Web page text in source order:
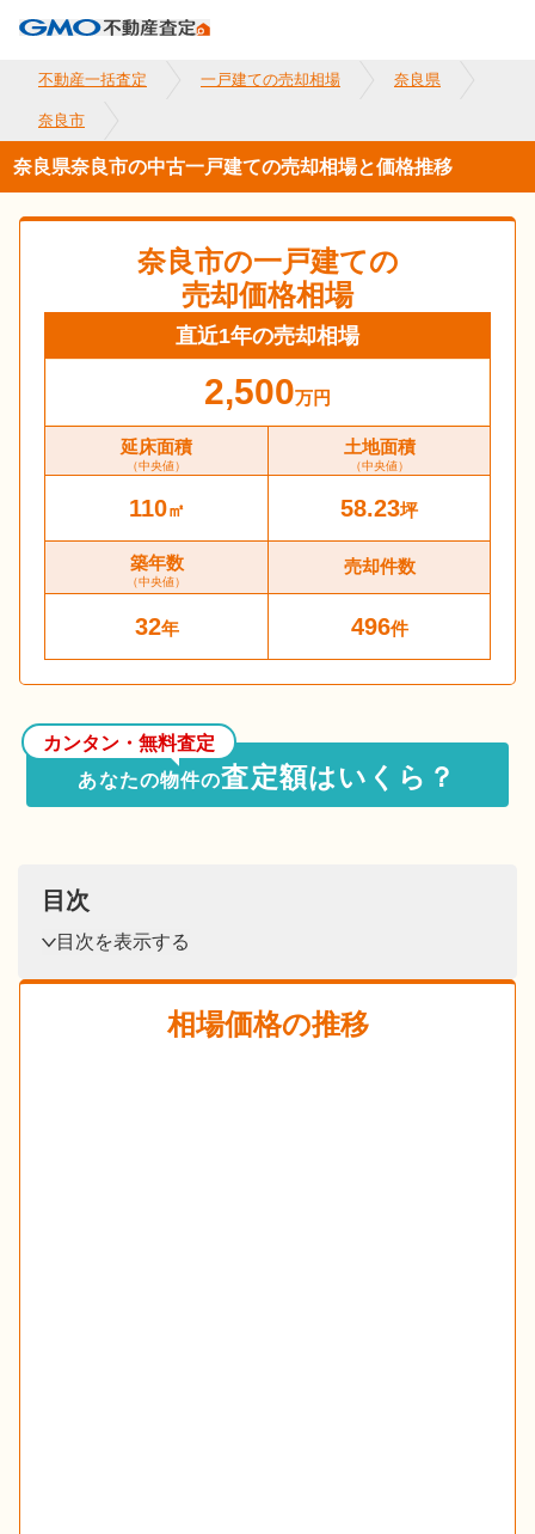
不動産一括査定 一戸建ての売却相場 奈良県
奈良市
奈良県奈良市の中古一戸建ての売却相場と価格推移
奈良市の一戸建ての
売却価格相場
直近1年の売却相場
2,500万円
延床面積
（中央値）
土地面積
（中央値）
110㎡ 58.23坪
築年数
（中央値）
売却件数
32年 496件
カンタン・無料査定
あなたの物件の査定額はいくら？
目次
目次を表示する
相場価格の推移